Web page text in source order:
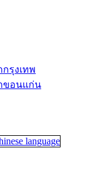
รุงเทพ
ขอนแก่น